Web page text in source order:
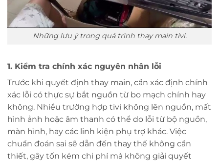
Những lưu ý trong quá trình thay main tivi.
1. Kiểm tra chính xác nguyên nhân lỗi
Trước khi quyết định thay main, cần xác định chính
xác lỗi có thực sự bắt nguồn từ bo mạch chính hay
không. Nhiều trường hợp tivi không lên nguồn, mất
hình ảnh hoặc âm thanh có thể do lỗi từ bộ nguồn,
màn hình, hay các linh kiện phụ trợ khác. Việc
chuẩn đoán sai sẽ dẫn đến thay thế không cần
thiết, gây tốn kém chi phí mà không giải quyết